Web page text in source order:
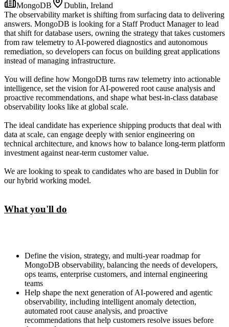
MongoDB
Dublin, Ireland
The observability market is shifting from surfacing data to delivering
answers. MongoDB is looking for a Staff Product Manager to lead
that shift for database users, owning the strategy that takes customers
from raw telemetry to AI-powered diagnostics and autonomous
remediation, so developers can focus on building great applications
instead of managing infrastructure.
You will define how MongoDB turns raw telemetry into actionable
intelligence, set the vision for AI-powered root cause analysis and
proactive recommendations, and shape what best-in-class database
observability looks like at global scale.
The ideal candidate has experience shipping products that deal with
data at scale, can engage deeply with senior engineering on
technical architecture, and knows how to balance long-term platform
investment against near-term customer value.
We are looking to speak to candidates who are based in Dublin for
our hybrid working model.
What you'll do
Define the vision, strategy, and multi-year roadmap for
MongoDB observability, balancing the needs of developers,
ops teams, enterprise customers, and internal engineering
teams
Help shape the next generation of AI-powered and agentic
observability, including intelligent anomaly detection,
automated root cause analysis, and proactive
recommendations that help customers resolve issues before